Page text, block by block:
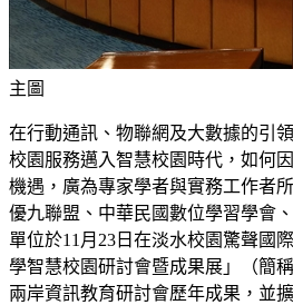
主圖
在行動通訊、物聯網及大數據的引
校園服務邁入智慧校園時代，如何
機遇，廣為專家學者與實務工作者
優九聯盟、中華民國數位學習學會
單位於11月23日在淡水校園驚聲國
學智慧校園研討會暨成果展」（簡
兩岸資訊教育研討會歷年成果，並